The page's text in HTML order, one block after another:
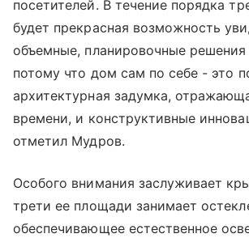
посетителей. В течение порядка
будет прекрасная возможность
объемные, планировочные
потому что дом сам по себе - это
архитектурная задумка,
времени, и конструктивные
отметил Мудров.
Особого внимания заслуживает
трети ее площади занимает
обеспечивающее естественное